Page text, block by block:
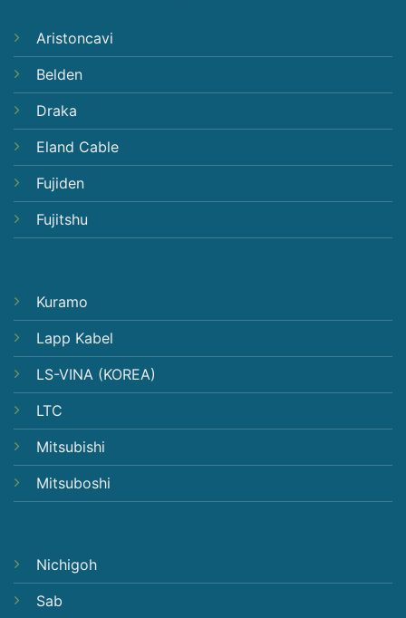
Aristoncavi
Belden
Draka
Eland Cable
Fujiden
Fujitshu
Kuramo
Lapp Kabel
LS-VINA (KOREA)
LTC
Mitsubishi
Mitsuboshi
Nichigoh
Sab